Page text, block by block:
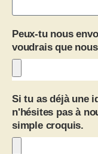
Peux-tu nous
voudrais que
Si tu as déjà une
n'hésites pas à
simple croquis.